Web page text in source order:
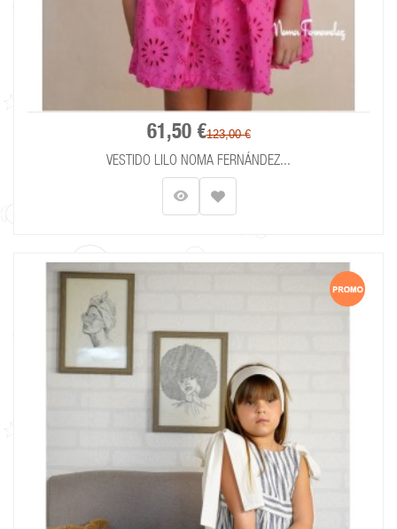
61,50 €123,00 €
VESTIDO LILO NOMA FERNÁNDEZ...